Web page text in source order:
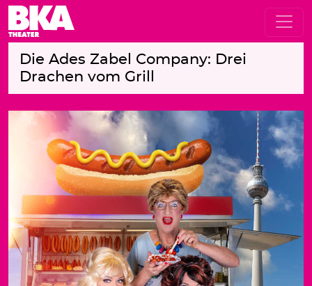
Die Ades Zabel Company: Drei
Drachen vom Grill